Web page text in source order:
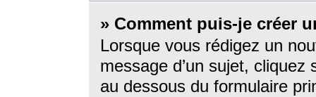
» Comment puis-je créer
Lorsque vous rédigez un
message d’un sujet, cliquez
au dessous du formulaire